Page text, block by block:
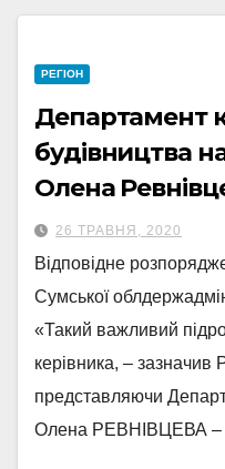
РЕГІОН
Департамент
будівництва
Олена
26 ТРАВНЯ, 2020
Відповідне
Сумської
«Такий важливий
керівника, –
представляючи
Олена РЕВНІВЦЕВА –